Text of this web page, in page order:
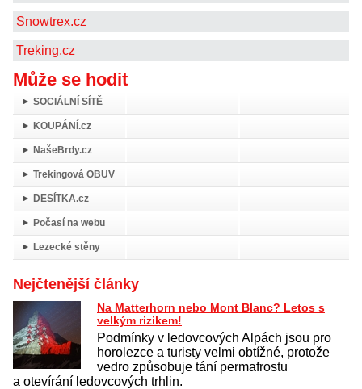
Snowtrex.cz
Treking.cz
Může se hodit
SOCIÁLNÍ SÍTĚ
KOUPÁNÍ.cz
NašeBrdy.cz
Trekingová OBUV
DESÍTKA.cz
Počasí na webu
Lezecké stěny
Nejčtenější články
Na Matterhorn nebo Mont Blanc? Letos s
velkým rizikem!
Podmínky v ledovcových Alpách jsou pro
horolezce a turisty velmi obtížné, protože
vedro způsobuje tání permafrostu
a otevírání ledovcových trhlin.